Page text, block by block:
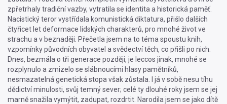
zpřetrhaly tradiční vazby, vytratila se identita a historická paměť.
Nacistický teror vystřídala komunistická diktatura, přišlo dalších
čtyřicet let deformace lidských charakterů, pro mnohé život ve
strachu a v beznaději. Přečetla jsem na to téma spoustu knih,
vzpomínky původních obyvatel a svědectví těch, co přišli po nich.
Dnes, bezmála o tři generace později, je leccos jinak, mnohé se
rozplynulo a zmizelo se slábnoucími hlasy pamětníků,
nesmazatelná genetická stopa však zůstala. I já v sobě nesu tíhu
dědictví minulosti, svůj temný sever; celé ty dlouhé roky jsem se jej
marně snažila vymýtit, zadupat, rozdrtit. Narodila jsem se jako dítě